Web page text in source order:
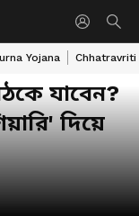
Yojana Chhatravriti
যাবেন?
দিয়ে